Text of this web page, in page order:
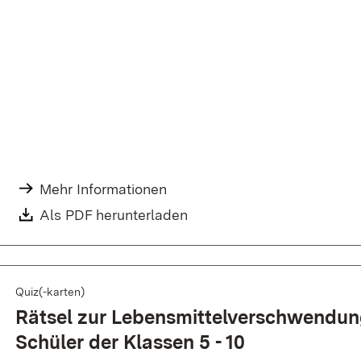
Mehr Informationen
Als PDF herunterladen
Quiz(-karten)
Rätsel zur
Schüler der Klassen 5 - 10